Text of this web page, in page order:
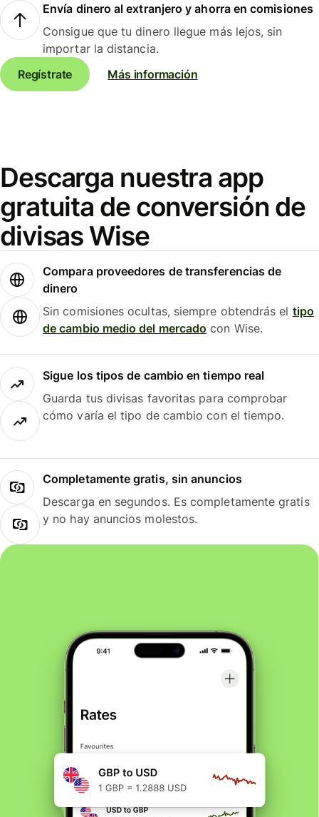
Envía dinero al extranjero y ahorra en comisiones
Consigue que tu dinero llegue más lejos, sin
importar la distancia.
Regístrate
Más información
Descarga nuestra app
gratuita de conversión de
divisas Wise
Compara proveedores de transferencias de
dinero
Sin comisiones ocultas, siempre obtendrás el tipo
de cambio medio del mercado con Wise.
Sigue los tipos de cambio en tiempo real
Guarda tus divisas favoritas para comprobar
cómo varía el tipo de cambio con el tiempo.
Completamente gratis, sin anuncios
Descarga en segundos. Es completamente gratis
y no hay anuncios molestos.